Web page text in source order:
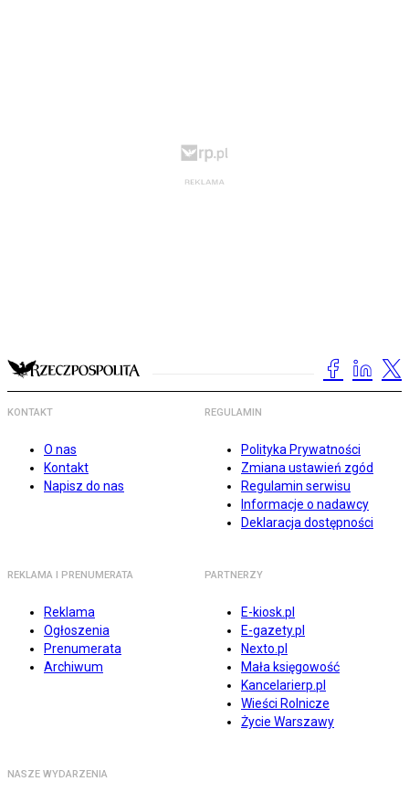
KONTAKT
O nas
Kontakt
Napisz do nas
REGULAMIN
Polityka Prywatności
Zmiana ustawień zgód
Regulamin serwisu
Informacje o nadawcy
Deklaracja dostępności
REKLAMA I PRENUMERATA
Reklama
Ogłoszenia
Prenumerata
Archiwum
PARTNERZY
E-kiosk.pl
E-gazety.pl
Nexto.pl
Mała księgowość
Kancelarierp.pl
Wieści Rolnicze
Życie Warszawy
NASZE WYDARZENIA